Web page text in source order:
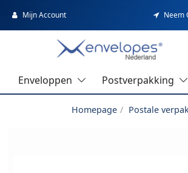
Mijn Account Neem
Enveloppen Postverpakking
Homepage Postale